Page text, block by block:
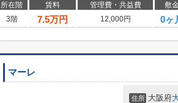
所在階 賃料 管理費・共益費 敷金
3階
7.5万円 12,000円 0ヶ
マーレ
住所 大阪府